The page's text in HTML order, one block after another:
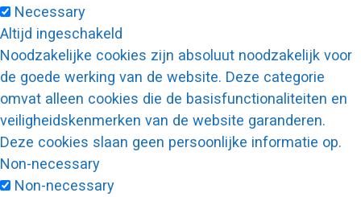
Necessary
Altijd ingeschakeld
Noodzakelijke cookies zijn absoluut noodzakelijk voor
de goede werking van de website. Deze categorie
omvat alleen cookies die de basisfunctionaliteiten en
veiligheidskenmerken van de website garanderen.
Deze cookies slaan geen persoonlijke informatie op.
Non-necessary
Non-necessary